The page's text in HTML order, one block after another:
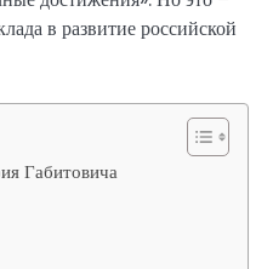
в развитие российской
Габитовича